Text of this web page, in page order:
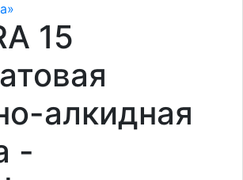
15
алкидная
-